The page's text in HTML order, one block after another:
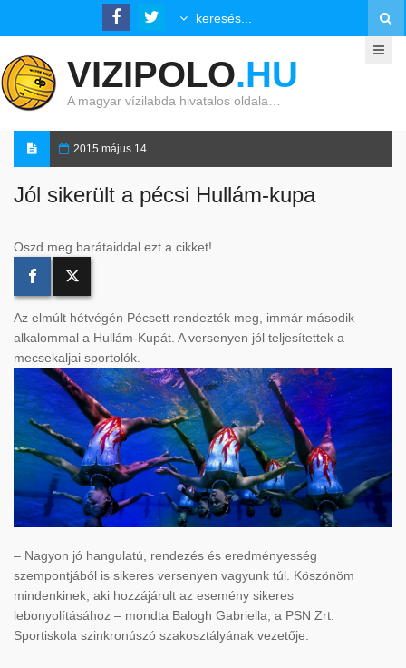
VIZIPOLO.HU
A magyar vízilabda hivatalos oldala…
2015 május 14.
Jól sikerült a pécsi Hullám-kupa
Oszd meg barátaiddal ezt a cikket!
Az elmúlt hétvégén Pécsett rendezték meg, immár második
alkalommal a Hullám-Kupát. A versenyen jól teljesítettek a
mecsekaljai sportolók.
– Nagyon jó hangulatú, rendezés és eredményesség
szempontjából is sikeres versenyen vagyunk túl. Köszönöm
mindenkinek, aki hozzájárult az esemény sikeres
lebonyolításához – mondta Balogh Gabriella, a PSN Zrt.
Sportiskola szinkronúszó szakosztályának vezetője.